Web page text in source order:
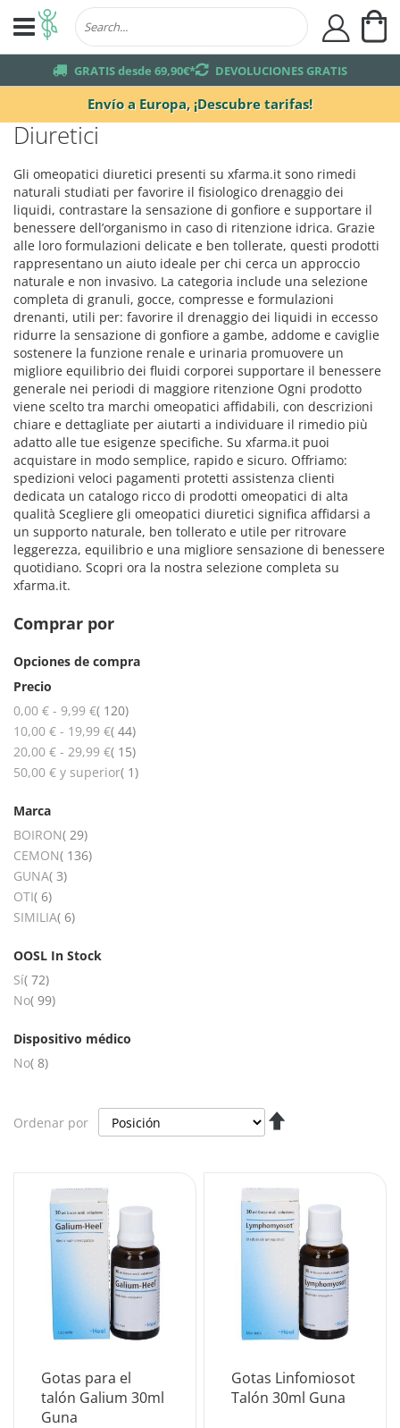
Envío a Europa, ¡Descubre tarifas!
truck GRATIS desde 69,90€*returns DEVOLUCIONES GRATIS
user
Diuretici
Gli omeopatici diuretici presenti su xfarma.it sono rimedi
naturali studiati per favorire il fisiologico drenaggio dei
liquidi, contrastare la sensazione di gonfiore e supportare il
benessere dell’organismo in caso di ritenzione idrica. Grazie
alle loro formulazioni delicate e ben tollerate, questi prodotti
rappresentano un aiuto ideale per chi cerca un approccio
naturale e non invasivo. La categoria include una selezione
completa di granuli, gocce, compresse e formulazioni
drenanti, utili per: favorire il drenaggio dei liquidi in eccesso
ridurre la sensazione di gonfiore a gambe, addome e caviglie
sostenere la funzione renale e urinaria promuovere un
migliore equilibrio dei fluidi corporei supportare il benessere
generale nei periodi di maggiore ritenzione Ogni prodotto
viene scelto tra marchi omeopatici affidabili, con descrizioni
chiare e dettagliate per aiutarti a individuare il rimedio più
adatto alle tue esigenze specifiche. Su xfarma.it puoi
acquistare in modo semplice, rapido e sicuro. Offriamo:
spedizioni veloci pagamenti protetti assistenza clienti
dedicata un catalogo ricco di prodotti omeopatici di alta
qualità Scegliere gli omeopatici diuretici significa affidarsi a
un supporto naturale, ben tollerato e utile per ritrovare
leggerezza, equilibrio e una migliore sensazione di benessere
quotidiano. Scopri ora la nostra selezione completa su
xfarma.it.
Ordenar por
Gotas para el
talón Galium 30ml
Guna
Gotas Linfomiosot
Talón 30ml Guna
Comprar por
Opciones de compra
Precio
0,00 € - 9,99 € 120artículos
10,00 € - 19,99 € 44artículos
20,00 € - 29,99 € 15artículos
50,00 € y superior 1artículo
Marca
BOIRON 29artículos
CEMON 136artículos
GUNA 3artículos
OTI 6artículos
SIMILIA 6artículos
OOSL In Stock
Sí 72artículos
No 99artículos
Dispositivo médico
No 8artículos